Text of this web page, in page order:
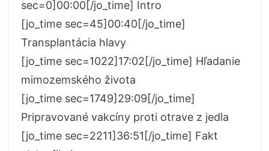
sec=0]00:00[/jo_time] Intro
[jo_time sec=45]00:40[/jo_time]
Transplantácia hlavy
[jo_time sec=1022]17:02[/jo_time] Hľadanie
mimozemského života
[jo_time sec=1749]29:09[/jo_time]
Pripravované vakcíny proti otrave z jedla
[jo_time sec=2211]36:51[/jo_time] Fakt